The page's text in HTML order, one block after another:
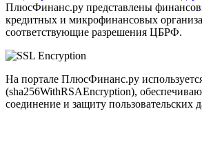
ПлюсФинанс.ру представлены
кредитных и микрофинансовых
соответствующие разрешения ЦБРФ.
На портале ПлюсФинанс.ру
(sha256WithRSAEncryption),
соединение и защиту пользовательских